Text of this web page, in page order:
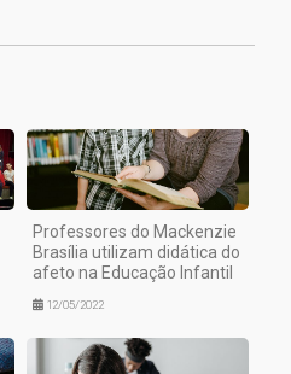
Professores do Mackenzie
Brasília utilizam didática do
afeto na Educação Infantil
12/05/2022